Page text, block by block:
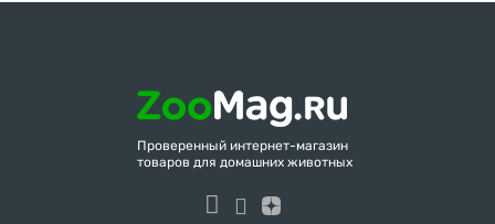
Проверенный интернет-магазин
товаров для домашних животных